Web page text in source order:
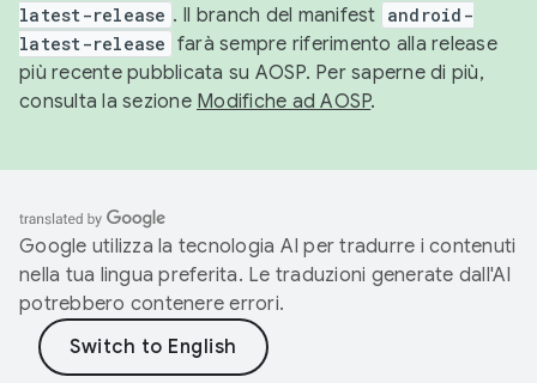
latest-release . Il branch del manifest android-
latest-release farà sempre riferimento alla release
più recente pubblicata su AOSP. Per saperne di più,
consulta la sezione Modifiche ad AOSP.
Google utilizza la tecnologia AI per tradurre i contenuti
nella tua lingua preferita. Le traduzioni generate dall'AI
potrebbero contenere errori.